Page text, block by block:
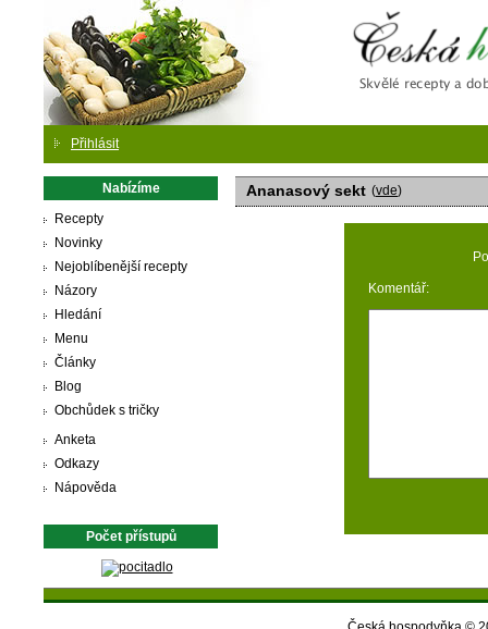
Přihlásit
Nabízíme
Recepty
Novinky
Nejoblíbenější recepty
Názory
Hledání
Menu
Články
Blog
Obchůdek s tričky
Anketa
Odkazy
Nápověda
Počet přístupů
Ananasový sekt (vde)
Komentář: